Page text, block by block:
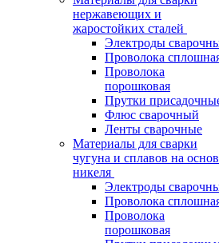
нержавеющих и
жаростойких сталей
Электроды
Проволока
Проволока
порошковая
Прутки
Флюс сварочный
Ленты сварочные
Материалы для сварки
чугуна и сплавов на
никеля
Электроды
Проволока
Проволока
порошковая